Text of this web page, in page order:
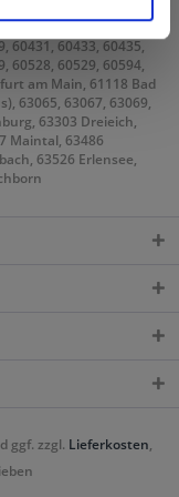
60322, 60323, 60325,
60431, 60433, 60435,
60528, 60529, 60594,
am Main, 61118 Bad
63065, 63067, 63069,
63303 Dreieich,
Maintal, 63486
63526 Erlensee,
ggf. zzgl. Lieferkosten,